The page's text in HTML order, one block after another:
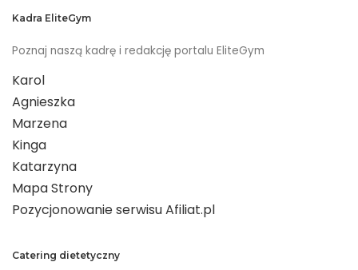
Kadra EliteGym
Poznaj naszą kadrę i redakcję portalu EliteGym
Karol
Agnieszka
Marzena
Kinga
Katarzyna
Mapa Strony
Pozycjonowanie serwisu Afiliat.pl
Catering dietetyczny